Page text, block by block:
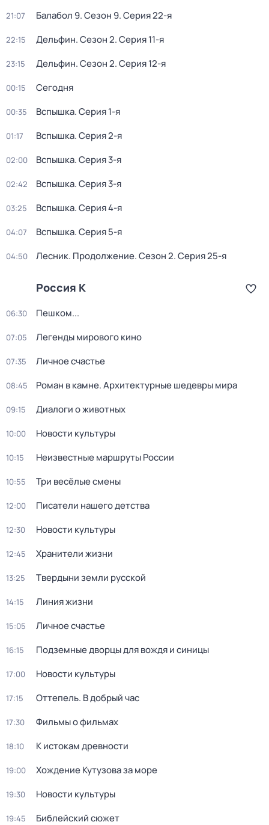
21:07 Балабол 9. Сезон 9. Серия 22-я
22:15 Дельфин. Сезон 2. Серия 11-я
23:15 Дельфин. Сезон 2. Серия 12-я
00:15 Сегодня
00:35 Вспышка. Серия 1-я
01:17 Вспышка. Серия 2-я
02:00 Вспышка. Серия 3-я
02:42 Вспышка. Серия 3-я
03:25 Вспышка. Серия 4-я
04:07 Вспышка. Серия 5-я
04:50 Лесник. Продолжение. Сезон 2. Серия 25-я
Россия К
06:30 Пешком...
07:05 Легенды мирового кино
07:35 Личное счастье
08:45 Роман в камне. Архитектурные шедевры мира
09:15 Диалоги о животных
10:00 Новости культуры
10:15 Неизвестные маршруты России
10:55 Три весёлые смены
12:00 Писатели нашего детства
12:30 Новости культуры
12:45 Хранители жизни
13:25 Твердыни земли русской
14:15 Линия жизни
15:05 Личное счастье
16:15 Подземные дворцы для вождя и синицы
17:00 Новости культуры
17:15 Оттепель. В добрый час
17:30 Фильмы о фильмах
18:10 К истокам древности
19:00 Хождение Кутузова за море
19:30 Новости культуры
19:45 Библейский сюжет